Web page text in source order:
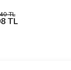
TL
TL